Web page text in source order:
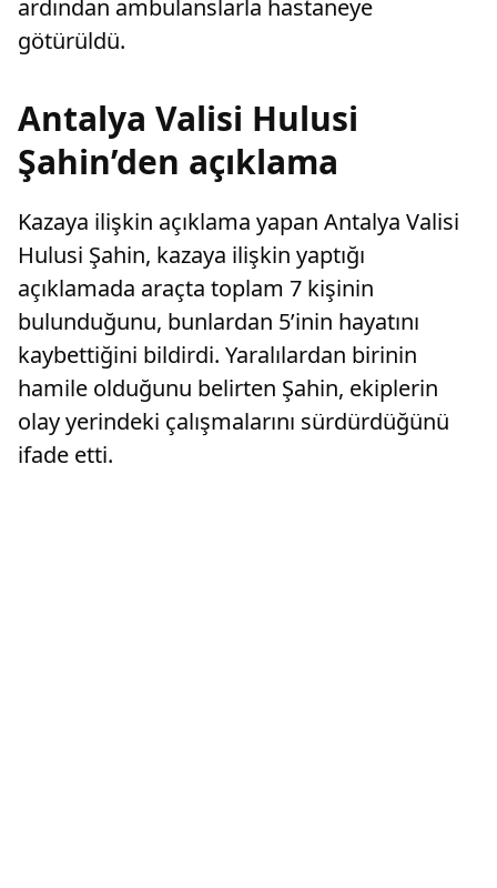
ardından ambulanslarla hastaneye
götürüldü.
Antalya Valisi Hulusi
Şahin’den açıklama
Kazaya ilişkin açıklama yapan Antalya Valisi
Hulusi Şahin, kazaya ilişkin yaptığı
açıklamada araçta toplam 7 kişinin
bulunduğunu, bunlardan 5’inin hayatını
kaybettiğini bildirdi. Yaralılardan birinin
hamile olduğunu belirten Şahin, ekiplerin
olay yerindeki çalışmalarını sürdürdüğünü
ifade etti.